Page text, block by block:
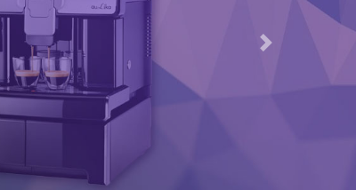
Следующая